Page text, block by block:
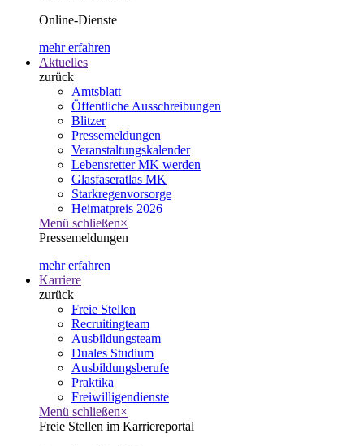
Online-Dienste
mehr erfahren
Aktuelles
zurück
Amtsblatt
Öffentliche Ausschreibungen
Blitzer
Pressemeldungen
Veranstaltungskalender
Lebensretter MK werden
Glasfaseratlas MK
Starkregenvorsorge
Heimatpreis 2026
Menü schließen×
Pressemeldungen
mehr erfahren
Karriere
zurück
Freie Stellen
Recruitingteam
Ausbildungsteam
Duales Studium
Ausbildungsberufe
Praktika
Freiwilligendienste
Menü schließen×
Freie Stellen im Karriereportal